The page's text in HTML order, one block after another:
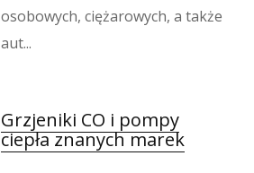
osobowych, ciężarowych, a także
aut...
Grzjeniki CO i pompy
ciepła znanych marek